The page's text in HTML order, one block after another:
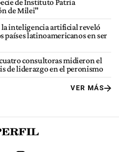
de Instituto Patria
de Milei"
inteligencia artificial reveló
países latinoamericanos en ser
consultoras midieron el
de liderazgo en el peronismo
VER MÁS